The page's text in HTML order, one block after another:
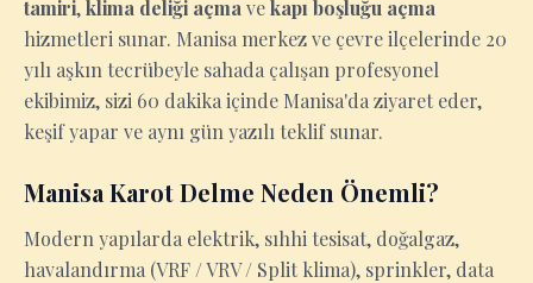
tamiri,klima deliği açma vekapı boşluğu açma
hizmetleri sunar. Manisa merkez ve çevre ilçelerinde 20
yılı aşkın tecrübeyle sahada çalışan profesyonel
ekibimiz, sizi 60 dakika içinde Manisa'da ziyaret eder,
keşif yapar ve aynı gün yazılı teklif sunar.
Manisa Karot Delme Neden Önemli?
Modern yapılarda elektrik, sıhhi tesisat, doğalgaz,
havalandırma (VRF / VRV / Split klima), sprinkler, data